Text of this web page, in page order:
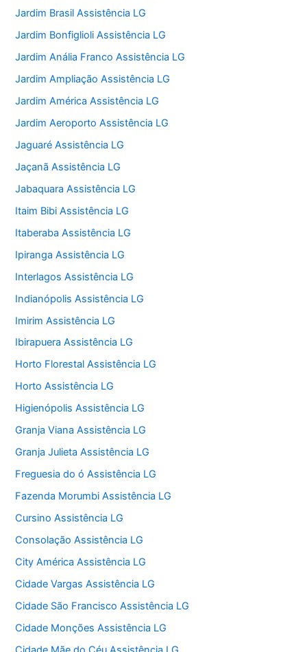
Jardim Brasil Assistência LG
Jardim Bonfiglioli Assistência LG
Jardim Anália Franco Assistência LG
Jardim Ampliação Assistência LG
Jardim América Assistência LG
Jardim Aeroporto Assistência LG
Jaguaré Assistência LG
Jaçanã Assistência LG
Jabaquara Assistência LG
Itaim Bibi Assistência LG
Itaberaba Assistência LG
Ipiranga Assistência LG
Interlagos Assistência LG
Indianópolis Assistência LG
Imirim Assistência LG
Ibirapuera Assistência LG
Horto Florestal Assistência LG
Horto Assistência LG
Higienópolis Assistência LG
Granja Viana Assistência LG
Granja Julieta Assistência LG
Freguesia do ó Assistência LG
Fazenda Morumbi Assistência LG
Cursino Assistência LG
Consolação Assistência LG
City América Assistência LG
Cidade Vargas Assistência LG
Cidade São Francisco Assistência LG
Cidade Monções Assistência LG